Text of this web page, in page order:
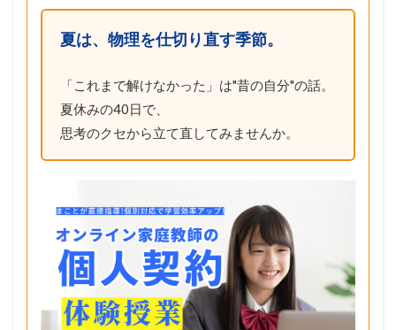
夏は、物理を仕切り直す季節。
「これまで解けなかった」は"昔の自分"の話。
夏休みの40日で、
思考のクセから立て直してみませんか。